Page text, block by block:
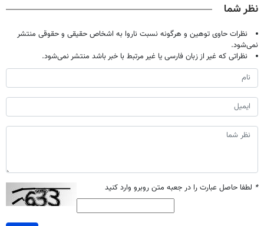
نظر شما
نظرات حاوی توهین و هرگونه نسبت ناروا به اشخاص حقیقی و حقوقی منتشر
نمی‌شود.
نظراتی که غیر از زبان فارسی یا غیر مرتبط با خبر باشد منتشر نمی‌شود.
* لطفا حاصل عبارت را در جعبه متن روبرو وارد کنید